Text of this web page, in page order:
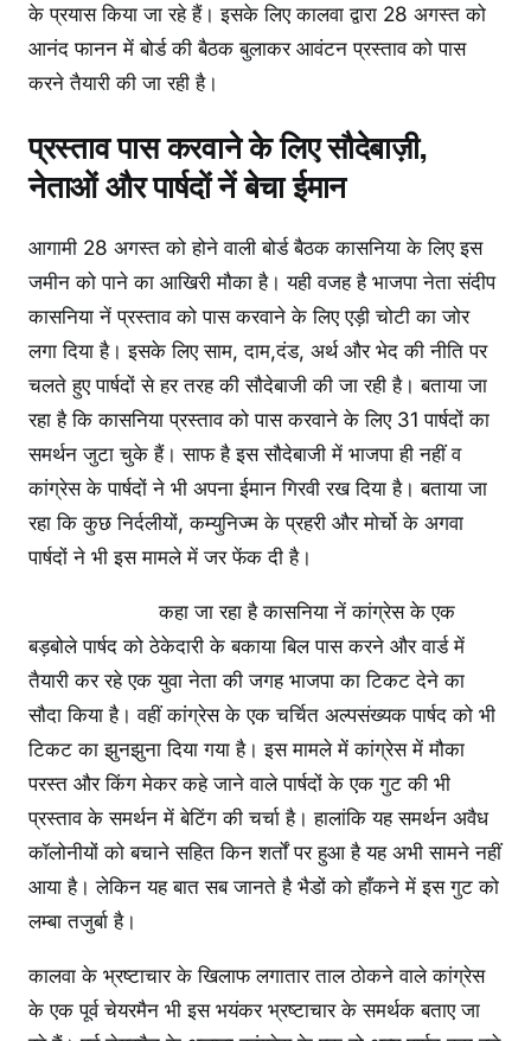
के प्रयास किया जा रहे हैं। इसके लिए कालवा द्वारा 28 अगस्त को
आनंद फानन में बोर्ड की बैठक बुलाकर आवंटन प्रस्ताव को पास
करने तैयारी की जा रही है।
प्रस्ताव पास करवाने के लिए सौदेबाज़ी,
नेताओं और पार्षदों नें बेचा ईमान
आगामी 28 अगस्त को होने वाली बोर्ड बैठक कासनिया के लिए इस
जमीन को पाने का आखिरी मौका है। यही वजह है भाजपा नेता संदीप
कासनिया नें प्रस्ताव को पास करवाने के लिए एड़ी चोटी का जोर
लगा दिया है। इसके लिए साम, दाम,दंड, अर्थ और भेद की नीति पर
चलते हुए पार्षदों से हर तरह की सौदेबाजी की जा रही है। बताया जा
रहा है कि कासनिया प्रस्ताव को पास करवाने के लिए 31 पार्षदों का
समर्थन जुटा चुके हैं। साफ है इस सौदेबाजी में भाजपा ही नहीं व
कांग्रेस के पार्षदों ने भी अपना ईमान गिरवी रख दिया है। बताया जा
रहा कि कुछ निर्दलीयों, कम्युनिज्म के प्रहरी और मोर्चो के अगवा
पार्षदों ने भी इस मामले में जर फेंक दी है।
कहा जा रहा है कासनिया नें कांग्रेस के एक
बड़बोले पार्षद को ठेकेदारी के बकाया बिल पास करने और वार्ड में
तैयारी कर रहे एक युवा नेता की जगह भाजपा का टिकट देने का
सौदा किया है। वहीं कांग्रेस के एक चर्चित अल्पसंख्यक पार्षद को भी
टिकट का झुनझुना दिया गया है। इस मामले में कांग्रेस में मौका
परस्त और किंग मेकर कहे जाने वाले पार्षदों के एक गुट की भी
प्रस्ताव के समर्थन में बेटिंग की चर्चा है। हालांकि यह समर्थन अवैध
कॉलोनीयों को बचाने सहित किन शर्तों पर हुआ है यह अभी सामने नहीं
आया है। लेकिन यह बात सब जानते है भैडों को हाँकने में इस गुट को
लम्बा तजुर्बा है।
कालवा के भ्रष्टाचार के खिलाफ लगातार ताल ठोकने वाले कांग्रेस
के एक पूर्व चेयरमैन भी इस भयंकर भ्रष्टाचार के समर्थक बताए जा